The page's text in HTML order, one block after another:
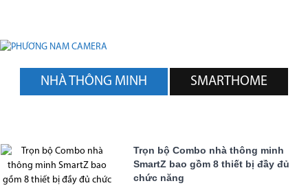
NHÀ THÔNG MINH SMARTHOME
Trọn bộ Combo nhà thông minh
SmartZ bao gồm 8 thiết bị đầy đủ
chức năng